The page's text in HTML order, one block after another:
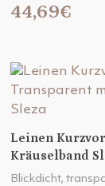
44,69€
Leinen
Kräuselband
Blickdicht,